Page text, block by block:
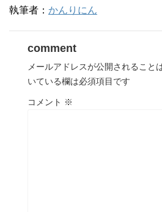
執筆者： かんりにん
comment
メールアドレスが公開されること
いている欄は必須項目です
コメント ※